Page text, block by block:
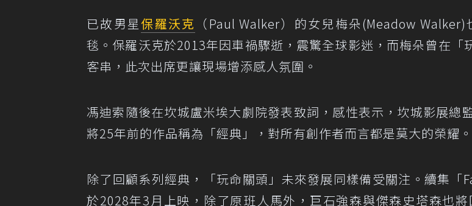
已故男星保羅沃克 （Paul Walker）的女兒梅朵(Meadow
毯。保羅沃克於2013年因車禍驟逝，震驚全球影迷，而梅朵曾在「
客串，此次出席更讓現場增添感人氛圍。
馮迪索隨後在坎城盧米埃大劇院發表致詞，感性表示，坎城影展總
將25年前的作品稱為「經典」，對所有創作者而言都是莫大的榮耀。
除了回顧系列經典，「玩命關頭」未來發展同樣備受關注。續集「
於2028年3月上映，除了原班人馬外，巨石強森與傑森史塔森也